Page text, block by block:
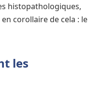
histopathologiques,
corollaire de cela : le
les